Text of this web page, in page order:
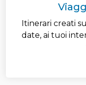
Itinerari creati
date, ai tuoi